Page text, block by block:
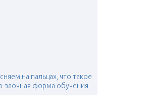
на пальцах, что такое
заочная форма обучения